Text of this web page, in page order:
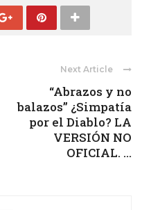
Next Article
“Abrazos y no
balazos” ¿Simpatía
por el Diablo? LA
VERSIÓN NO
OFICIAL. ...